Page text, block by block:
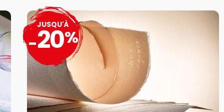
JUSQU'À
-20%